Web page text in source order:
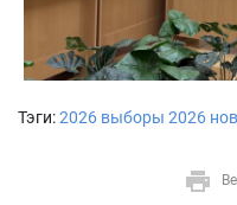
Тэги:2026 выборы 2026